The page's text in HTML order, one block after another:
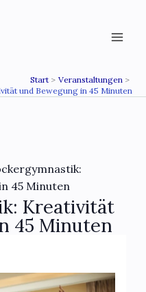
Start
Veranstaltungen
und Bewegung in 45 Minuten
45 Minuten
Kreativität
45 Minuten